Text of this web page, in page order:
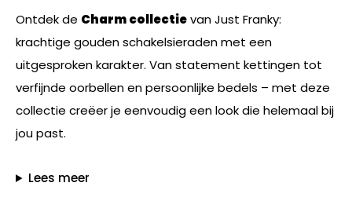
Ontdek de Charm collectievan Just Franky:
krachtige gouden schakelsieraden met een
uitgesproken karakter. Van statement kettingen tot
verfijnde oorbellen en persoonlijke bedels – met deze
collectie creëer je eenvoudig een look die helemaal bij
jou past.
Lees meer